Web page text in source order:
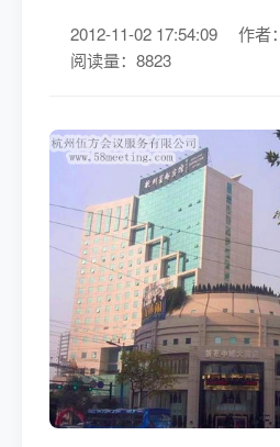
2012-11-02 17:54:09
作者
阅读量：8823